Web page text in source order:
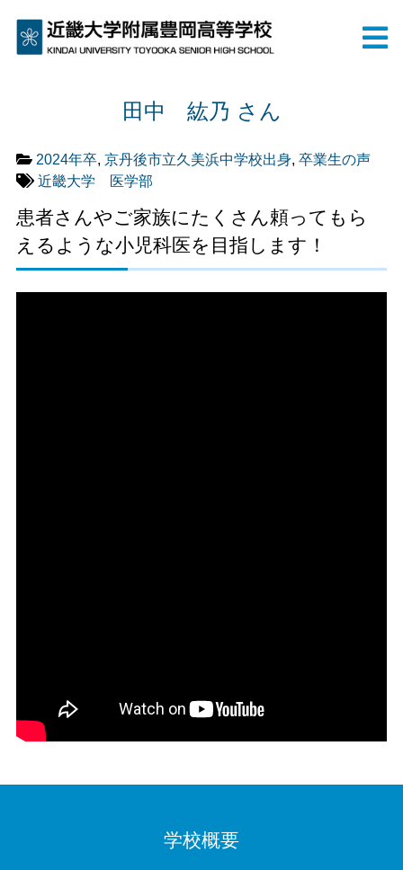
田中 紘乃 さん
2024年卒,京丹後市立久美浜中学校出身,卒業生の声
近畿大学 医学部
患者さんやご家族にたくさん頼ってもら
えるような小児科医を目指します！
学校概要